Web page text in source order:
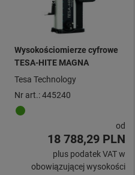
Wysokościomierze cyfrowe
TESA-HITE MAGNA
Tesa Technology
Nr art.: 445240
od
18 788,29 PLN
plus podatek VAT w
obowiązującej wysokości